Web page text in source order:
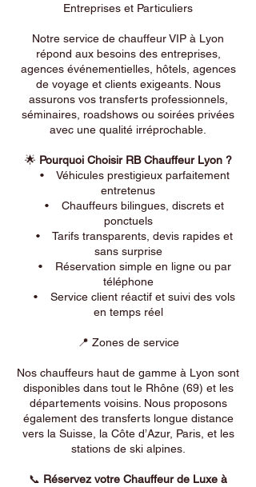
Entreprises et Particuliers
Notre service de chauffeur VIP à Lyon
répond aux besoins des entreprises,
agences événementielles, hôtels, agences
de voyage et clients exigeants. Nous
assurons vos transferts professionnels,
séminaires, roadshows ou soirées privées
avec une qualité irréprochable.
🌟 Pourquoi Choisir RB Chauffeur Lyon ?
• Véhicules prestigieux parfaitement
entretenus
• Chauffeurs bilingues, discrets et
ponctuels
• Tarifs transparents, devis rapides et
sans surprise
• Réservation simple en ligne ou par
téléphone
• Service client réactif et suivi des vols
en temps réel
📍 Zones de service
Nos chauffeurs haut de gamme à Lyon sont
disponibles dans tout le Rhône (69) et les
départements voisins. Nous proposons
également des transferts longue distance
vers la Suisse, la Côte d’Azur, Paris, et les
stations de ski alpines.
📞 Réservez votre Chauffeur de Luxe à